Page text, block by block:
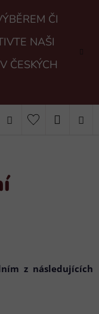
ČI
NAŠI
ČESKÝCH
Hledat
z následujících